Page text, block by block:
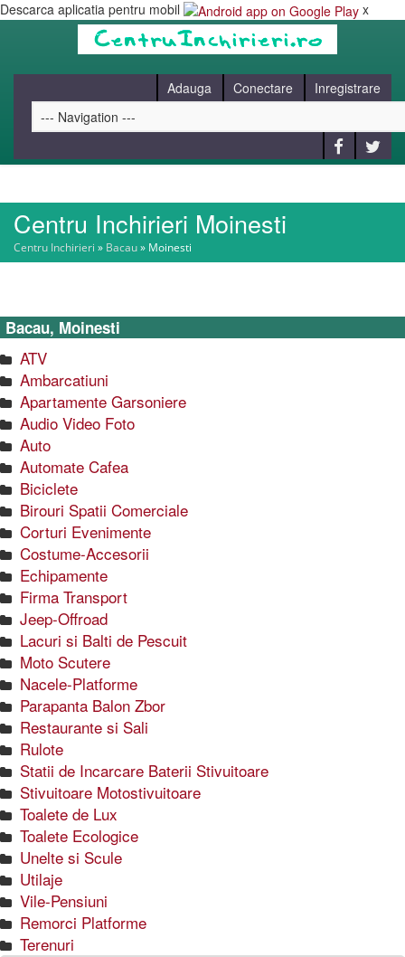
Descarca aplicatia pentru mobil x
Adauga Conectare Inregistrare
HOME
BLOG
CONTACT
Centru Inchirieri Moinesti
Centru Inchirieri » Bacau» Moinesti
Bacau, Moinesti
ATV
Ambarcatiuni
Apartamente Garsoniere
Audio Video Foto
Auto
Automate Cafea
Biciclete
Birouri Spatii Comerciale
Corturi Evenimente
Costume-Accesorii
Echipamente
Firma Transport
Jeep-Offroad
Lacuri si Balti de Pescuit
Moto Scutere
Nacele-Platforme
Parapanta Balon Zbor
Restaurante si Sali
Rulote
Statii de Incarcare Baterii Stivuitoare
Stivuitoare Motostivuitoare
Toalete de Lux
Toalete Ecologice
Unelte si Scule
Utilaje
Vile-Pensiuni
Remorci Platforme
Terenuri